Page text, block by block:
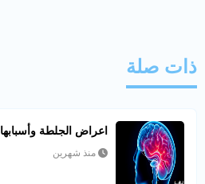
ذات صلة
اعراض الجلطة وأسبابها
منذ شهرين